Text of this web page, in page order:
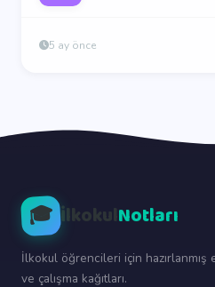
5 ay önce
🎓 İlkokulNotları
İlkokul öğrencileri için
ve çalışma kağıtları.